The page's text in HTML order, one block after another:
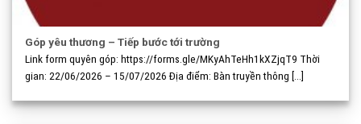
Góp yêu thương – Tiếp bước tới trường
Link form quyên góp: https://forms.gle/MKyAhTeHh1kXZjqT9 Thời
gian: 22/06/2026 – 15/07/2026 Địa điểm: Bàn truyền thông [...]